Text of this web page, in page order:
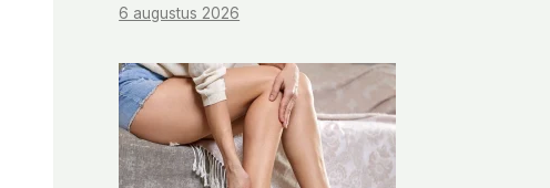
6 augustus 2026